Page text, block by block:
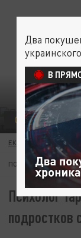
ОБЩЕСТВО
ЕКАТЕРИНА КНЯЗЕВА
ПОДПИШИТЕСЬ:
Психолог
подростков
Два
В